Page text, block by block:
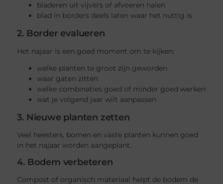
bladeren uit vijvers of afvoeren halen
blad in borders deels laten waar het nuttig is
2. Border evalueren
Het najaar is een goed moment om te kijken:
welke planten te groot zijn geworden
waar gaten zitten
welke combinaties goed of minder goed werken
wat je volgend jaar wilt aanpassen
3. Nieuwe planten zetten
Veel heesters, bomen en vaste planten kunnen goed
in het najaar worden aangeplant.
4. Bodem verbeteren
Compost of organisch materiaal helpt de bodem de